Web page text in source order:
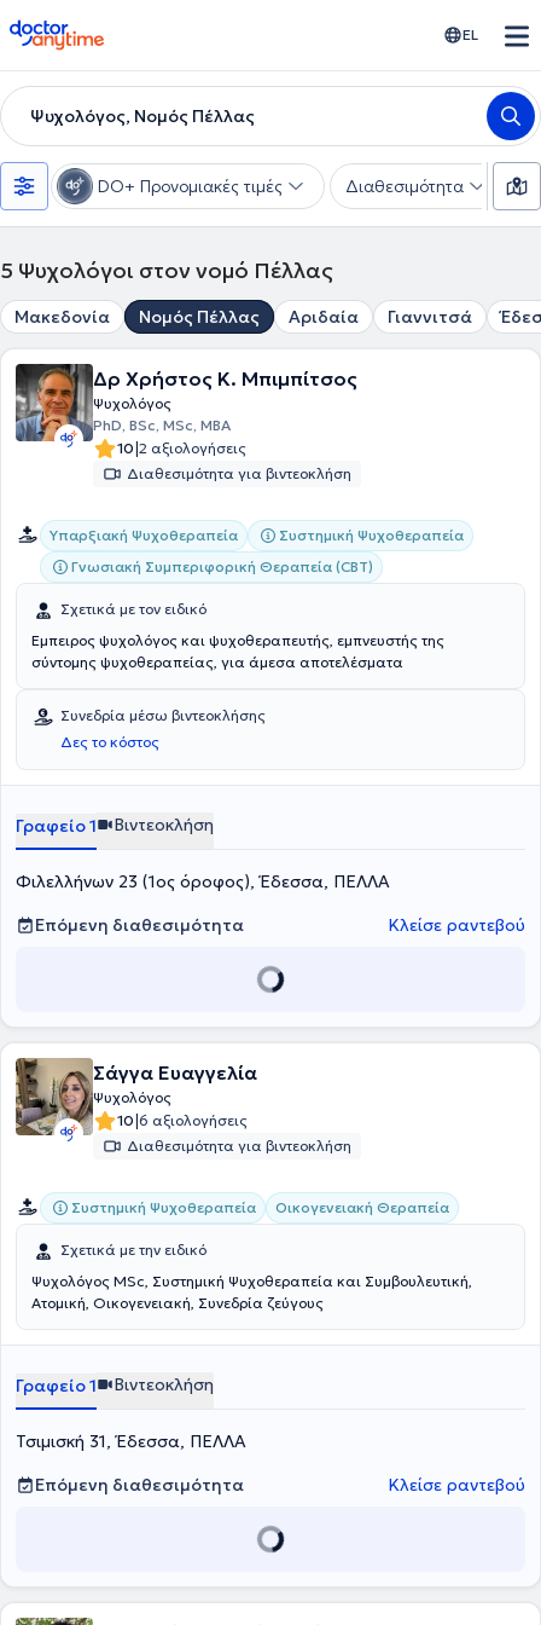
doctoranytime EL
Ψυχολόγος, Νομός Πέλλας
DO+ Προνομιακές τιμές Διαθεσιμότητα
5 Ψυχολόγοι στον νομό Πέλλας
Μακεδονία Νομός Πέλλας Αριδαία Γιαννιτσά
Δρ Χρήστος Κ. Μπιμπίτσος
Ψυχολόγος
PhD, BSc, MSc, MBA
10|2 αξιολογήσεις
Διαθεσιμότητα για βιντεοκλήση
Υπαρξιακή Ψυχοθεραπεία
Συστημική Ψυχοθεραπεία
Γνωσιακή Συμπεριφορική Θεραπεία (CBT)
Σχετικά με τον ειδικό
Έμπειρος ψυχολόγος και ψυχοθεραπευτής, εμπνευστής της
σύντομης ψυχοθεραπείας, για άμεσα αποτελέσματα
Συνεδρία μέσω βιντεοκλήσης
Δες το κόστος
Γραφείο 1 Βιντεοκλήση
Φιλελλήνων 23 (1ος όροφος), Έδεσσα, ΠΕΛΛΑ
Επόμενη διαθεσιμότητα
Κλείσε ραντεβού
Σάγγα Ευαγγελία
Ψυχολόγος
10|6 αξιολογήσεις
Διαθεσιμότητα για βιντεοκλήση
Συστημική Ψυχοθεραπεία Οικογενειακή Θεραπεία
Σχετικά με την ειδικό
Ψυχολόγος MSc, Συστημική Ψυχοθεραπεία και Συμβουλευτική,
Ατομική, Οικογενειακή, Συνεδρία ζεύγους
Γραφείο 1 Βιντεοκλήση
Τσιμισκή 31, Έδεσσα, ΠΕΛΛΑ
Επόμενη διαθεσιμότητα
Κλείσε ραντεβού